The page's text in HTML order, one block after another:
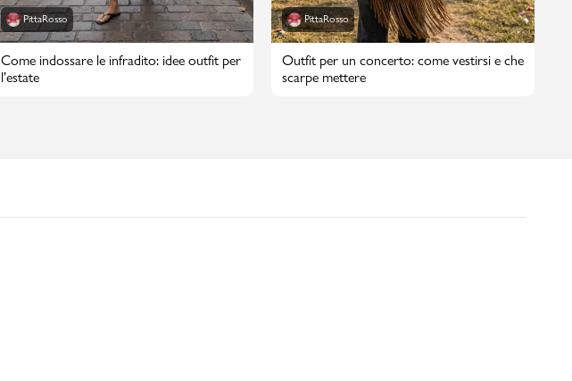
PittaRosso
Come indossare le infradito: idee outfit per
l’estate
PittaRosso
Outfit per un concerto: come vestirsi e che
scarpe mettere